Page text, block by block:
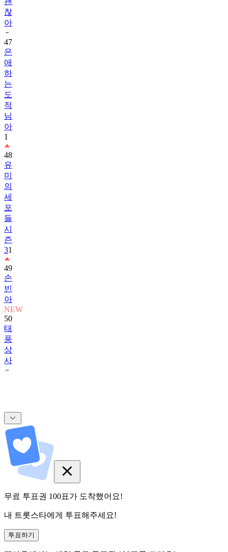
찮
아
47
은
애
하
는
도
적
님
아
1
48
유
미
의
세
포
들
시
즌
31
49
손
빈
아
NEW
50
태
풍
상
사
무료 투표권 100표가 도착했어요!
내 트롯스타에게 투표해주세요!
투표하기